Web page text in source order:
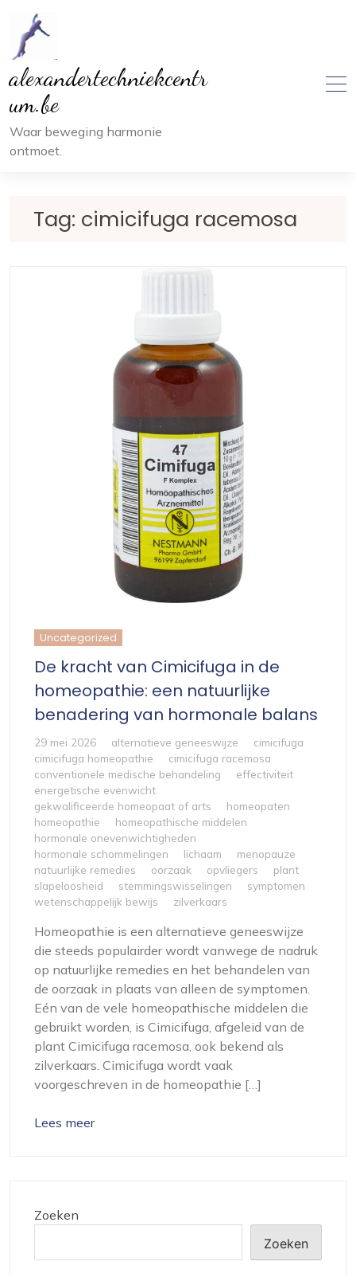
inhoud
alexandertechniekcentr
um.be
Waar beweging harmonie
ontmoet.
Tag: cimicifuga racemosa
Uncategorized
De kracht van Cimicifuga in de
homeopathie: een natuurlijke
benadering van hormonale balans
29 mei 2026 alternatieve geneeswijze
cimicifuga
cimicifuga homeopathie
cimicifuga racemosa
conventionele medische behandeling
effectiviteit
energetische evenwicht
gekwalificeerde homeopaat of arts
homeopaten
homeopathie
homeopathische middelen
hormonale onevenwichtigheden
hormonale schommelingen
lichaam
menopauze
natuurlijke remedies
oorzaak opvliegers
plant
slapeloosheid
stemmingswisselingen
symptomen
wetenschappelijk bewijs
zilverkaars
Homeopathie is een alternatieve geneeswijze
die steeds populairder wordt vanwege de nadruk
op natuurlijke remedies en het behandelen van
de oorzaak in plaats van alleen de symptomen.
Eén van de vele homeopathische middelen die
gebruikt worden, is Cimicifuga, afgeleid van de
plant Cimicifuga racemosa, ook bekend als
zilverkaars. Cimicifuga wordt vaak
voorgeschreven in de homeopathie […]
Lees meer
Zoeken
Zoeken